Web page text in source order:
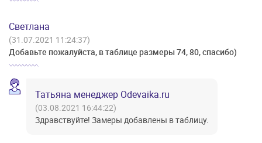
Светлана
(31.07.2021 11:24:37)
Добавьте пожалуйста, в таблице размеры 74, 80, спасибо)
Татьяна менеджер Odevaika.ru
(03.08.2021 16:44:22)
Здравствуйте! Замеры добавлены в таблицу.